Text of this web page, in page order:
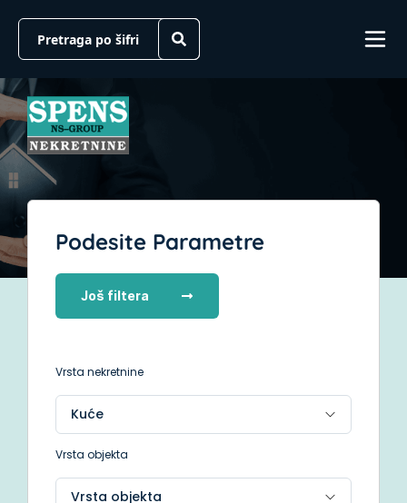
Podesite Parametre
Još filtera
Vrsta nekretnine
Vrsta objekta